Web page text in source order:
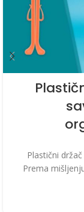
Plastični
Prema